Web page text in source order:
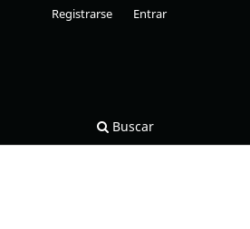
Buscar
Registrarse Entrar